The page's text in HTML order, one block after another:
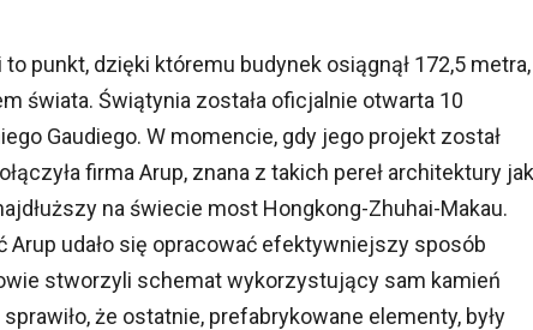
punkt, dzięki któremu budynek osiągnął 172,5 metra,
świata. Świątynia została oficjalnie otwarta 10
Gaudiego. W momencie, gdy jego projekt został
firma Arup, znana z takich pereł architektury jak
na świecie most Hongkong-Zhuhai-Makau.
udało się opracować efektywniejszy sposób
stworzyli schemat wykorzystujący sam kamień
że ostatnie, prefabrykowane elementy, były